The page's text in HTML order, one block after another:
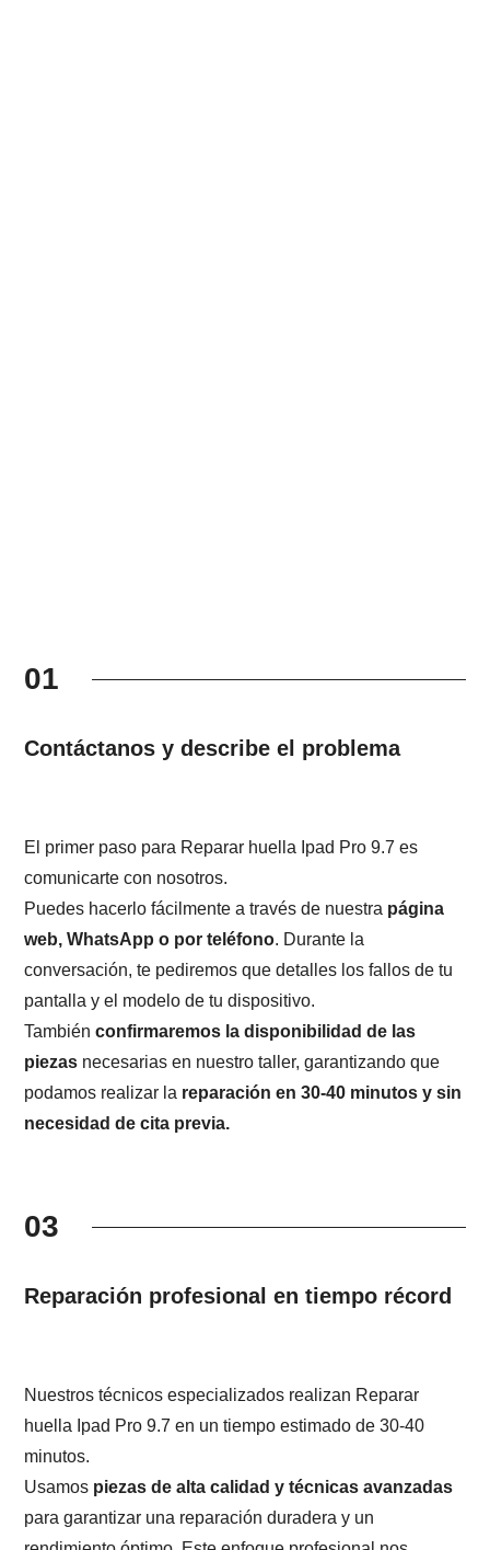
01
Contáctanos y describe el problema
El primer paso para Reparar huella Ipad Pro 9.7 es
comunicarte con nosotros.
Puedes hacerlo fácilmente a través de nuestra página
web, WhatsApp o por teléfono. Durante la
conversación, te pediremos que detalles los fallos de tu
pantalla y el modelo de tu dispositivo.
Tambiénconfirmaremos la disponibilidad de las
piezas necesarias en nuestro taller, garantizando que
podamos realizar la reparación en 30-40 minutos y sin
necesidad de cita previa.
03
Reparación profesional en tiempo récord
Nuestros técnicos especializados realizan Reparar
huella Ipad Pro 9.7 en un tiempo estimado de 30-40
minutos.
Usamos piezas de alta calidad y técnicas avanzadas
para garantizar una reparación duradera y un